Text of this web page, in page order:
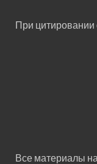
При цитировании
Все материалы